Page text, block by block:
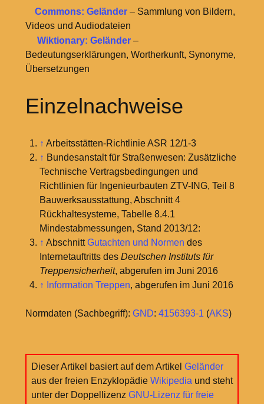
Commons: Geländer– Sammlung von Bildern,
Videos und Audiodateien
Wiktionary: Geländer–
Bedeutungserklärungen, Wortherkunft, Synonyme,
Übersetzungen
Einzelnachweise
↑ Arbeitsstätten-Richtlinie ASR 12/1-3
↑ Bundesanstalt für Straßenwesen: Zusätzliche
Technische Vertragsbedingungen und
Richtlinien für Ingenieurbauten ZTV-ING, Teil 8
Bauwerksausstattung, Abschnitt 4
Rückhaltesysteme, Tabelle 8.4.1
Mindestabmessungen, Stand 2013/12:
↑ AbschnittGutachten und Normen des
Internetauftritts des Deutschen Instituts für
Treppensicherheit, abgerufen im Juni 2016
↑
Information Treppen, abgerufen im Juni 2016
Normdaten (Sachbegriff): GND: 4156393-1 (AKS)
Dieser Artikel basiert auf dem Artikel Geländer
aus der freien Enzyklopädie Wikipedia und steht
unter der Doppellizenz GNU-Lizenz für freie